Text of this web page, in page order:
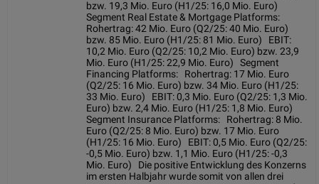
bzw. 19,3 Mio. Euro (H1/25: 16,0 Mio. Euro)
Segment Real Estate & Mortgage Platforms:
Rohertrag: 42 Mio. Euro (Q2/25: 40 Mio. Euro)
bzw. 85 Mio. Euro (H1/25: 81 Mio. Euro) EBIT:
10,2 Mio. Euro (Q2/25: 10,2 Mio. Euro) bzw. 23,9
Mio. Euro (H1/25: 22,9 Mio. Euro) Segment
Financing Platforms: Rohertrag: 17 Mio. Euro
(Q2/25: 16 Mio. Euro) bzw. 34 Mio. Euro (H1/25:
33 Mio. Euro) EBIT: 0,3 Mio. Euro (Q2/25: 1,3 Mio.
Euro) bzw. 2,4 Mio. Euro (H1/25: 1,8 Mio. Euro)
Segment Insurance Platforms: Rohertrag: 8 Mio.
Euro (Q2/25: 8 Mio. Euro) bzw. 17 Mio. Euro
(H1/25: 16 Mio. Euro) EBIT: 0,5 Mio. Euro (Q2/25:
-0,5 Mio. Euro) bzw. 1,1 Mio. Euro (H1/25: -0,3
Mio. Euro) Die positive Entwicklung des Konzerns
im ersten Halbjahr wurde somit von allen drei